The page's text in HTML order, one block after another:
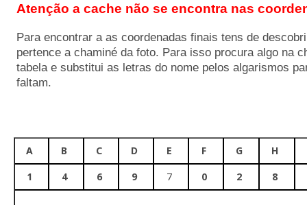
Atenção a cache não se encontra nas
Para encontrar a as coordenadas finais tens de
pertence a chaminé da foto. Para isso procura algo na
tabela e substitui as letras do nome pelos algarismos
faltam.
A B C D E F G
H
1
4 6 9 7 0 2 8